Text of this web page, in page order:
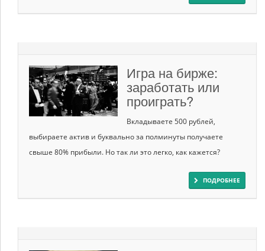
Игра на бирже:
заработать или
проиграть?
Вкладываете 500 рублей,
выбираете актив и буквально за полминуты получаете
свыше 80% прибыли. Но так ли это легко, как кажется?
ПОДРОБНЕЕ